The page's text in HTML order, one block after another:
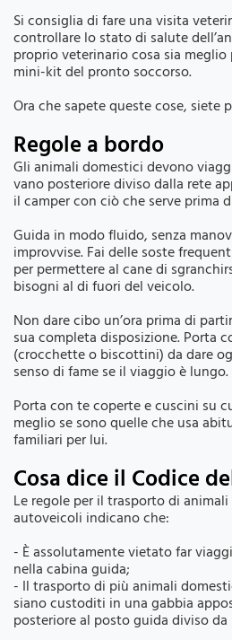
Si consiglia di fare una visita
controllare lo stato di salute
proprio veterinario cosa sia meglio
mini-kit del pronto soccorso.
Ora che sapete queste cose, siete
Regole a bordo
Gli animali domestici devono
vano posteriore diviso dalla rete
il camper con ciò che serve prima
Guida in modo fluido, senza
improvvise. Fai delle soste
per permettere al cane di
bisogni al di fuori del veicolo.
Non dare cibo un’ora prima di
sua completa disposizione. Porta
(crocchette o biscottini) da dare
senso di fame se il viaggio è lungo.
Porta con te coperte e cuscini su
meglio se sono quelle che usa
familiari per lui.
Cosa dice il Codice
Le regole per il trasporto di
autoveicoli indicano che:
- È assolutamente vietato far
nella cabina guida;
- Il trasporto di più animali
siano custoditi in una gabbia
posteriore al posto guida diviso